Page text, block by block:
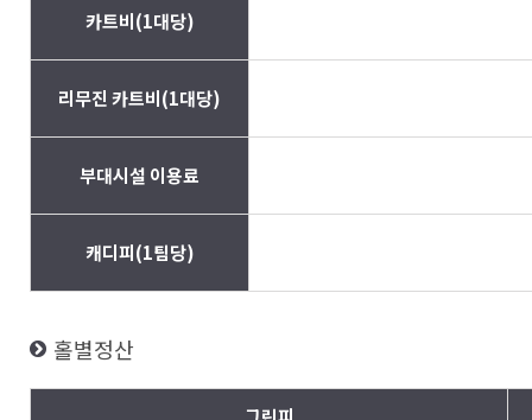
카트비(1대당)
리무진 카트비(1대당)
부대시설 이용료
캐디피(1팀당)
홀별정산